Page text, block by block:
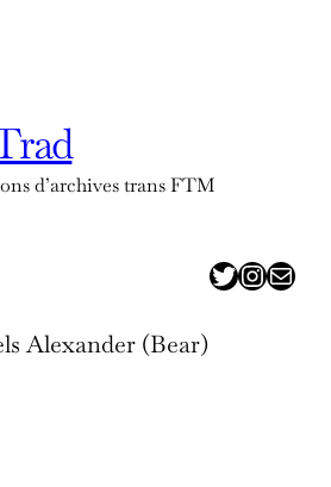
d’archives trans FTM
twitter
insta
adresse mail
Alexander (Bear)